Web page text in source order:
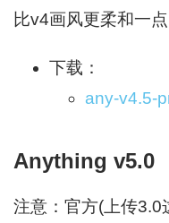
比v4画风更柔和一点
下载：
any-v4.5-
Anything v5.0
注意：官方(上传